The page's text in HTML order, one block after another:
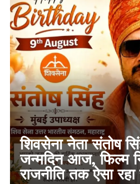
शिवसेना नेता संतोष
जन्मदिन आज, फिल्म
राजनीति तक ऐसा